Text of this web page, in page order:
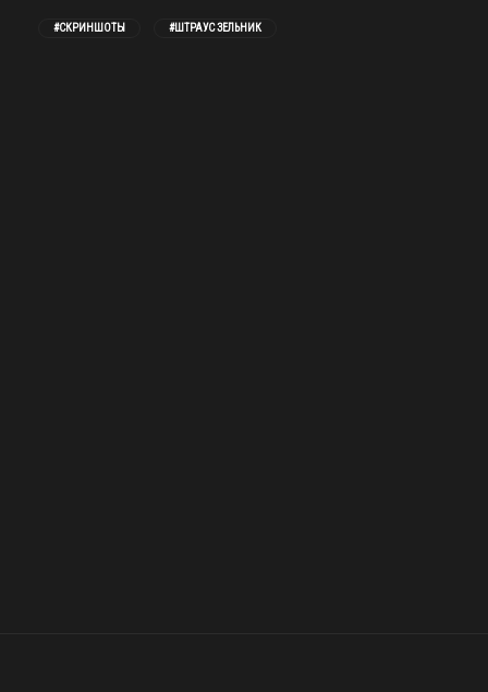
#СКРИНШОТЫ #ШТРАУС ЗЕЛЬНИК